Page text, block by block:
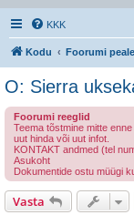
KKK
Kodu Foorumi
O: Sierra
Foorumi reeglid
Teema tõstmine mitte
uut hinda või uut infot.
KONTAKT andmed (tel
Asukoht
Dokumentide ostu müügi
Vasta